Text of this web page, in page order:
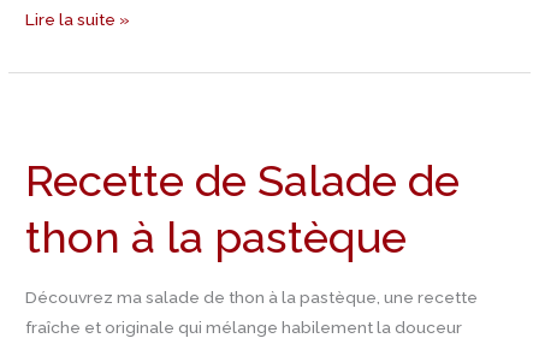
Lire la suite »
Recette de Salade de
thon à la pastèque
Découvrez ma salade de thon à la pastèque, une recette
fraîche et originale qui mélange habilement la douceur
Salade
de
thon
la
pastèque